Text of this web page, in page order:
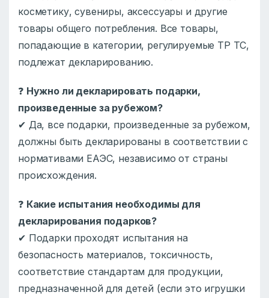
косметику, сувениры, аксессуары и другие
товары общего потребления. Все товары,
попадающие в категории, регулируемые ТР ТС,
подлежат декларированию.
❓ Нужно ли декларировать подарки,
произведенные за рубежом?
✔ Да, все подарки, произведенные за рубежом,
должны быть декларированы в соответствии с
нормативами ЕАЭС, независимо от страны
происхождения.
❓ Какие испытания необходимы для
декларирования подарков?
✔ Подарки проходят испытания на
безопасность материалов, токсичность,
соответствие стандартам для продукции,
предназначенной для детей (если это игрушки